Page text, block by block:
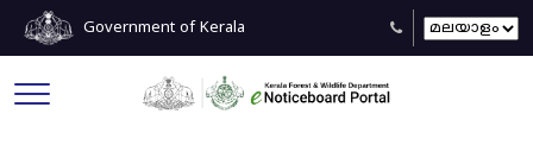
Government of Kerala